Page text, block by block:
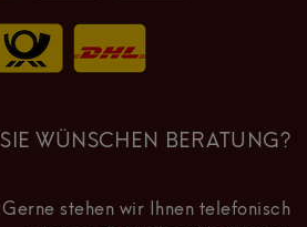
SIE WÜNSCHEN BERATUNG?
Gerne stehen wir Ihnen telefonisch